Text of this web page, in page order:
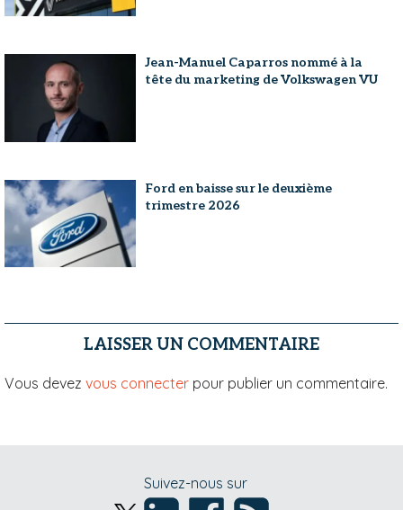
Jean-Manuel Caparros nommé à la
tête du marketing de Volkswagen VU
Ford en baisse sur le deuxième
trimestre 2026
LAISSER UN COMMENTAIRE
Vous devez vous connecter pour publier un commentaire.
Suivez-nous sur